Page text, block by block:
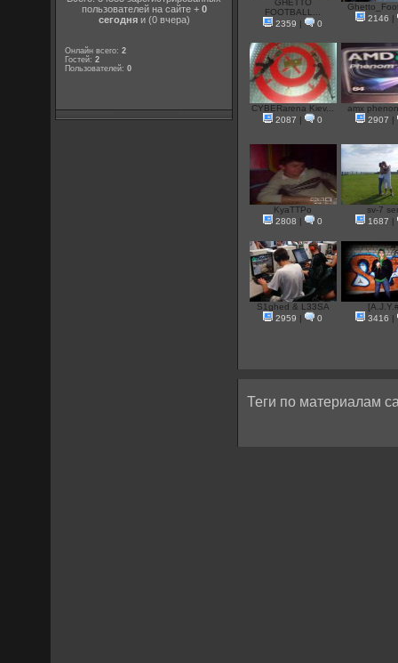
пользователей на сайте + 0
сегодняи (0 вчера)
Онлайн всего:2
Гостей:2
Пользователей:0
GHETTO
FOOTBALL...
2359
| 0
2146
CYBERarena Kiev...
2087
| 0
amx
2907
KyaTTPo
2808
| 0
sv-7
1687
S1ghed & L33SA
2959
| 0
3416
Теги по материалам